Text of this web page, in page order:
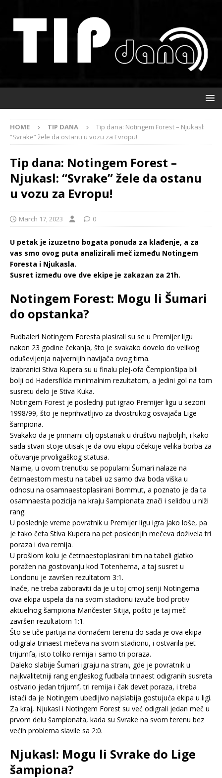
HOME TIP DANA
Tip dana: Notingem Forest – Njukasl:
“Svrake” žele da ostanu u vozu za Evropu!
Tip dana: Notingem Forest –
Njukasl: “Svrake” žele da ostanu
u vozu za Evropu!
March 17, 2023 0
U petak je izuzetno bogata ponuda za klađenje, a za
vas smo ovog puta analizirali meč između Notingem
Foresta i Njukasla.
Susret između ove dve ekipe je zakazan za 21h.
Notingem Forest: Mogu li Šumari
do opstanka?
Fudbaleri Notingem Foresta plasirali su se u Premijer ligu
nakon 23 godine čekanja, što je svakako dovelo do velikog
oduševljenja najvernijih navijača ovog tima.
Izabranici Stiva Kupera su u finalu plej-ofa Čempionšipa bili
bolji od Hadersfilda minimalnim rezultatom, a jedini gol na tom
susretu delo je Stiva Kuka.
Notingem Forest je poslednji put igrao Premijer ligu u sezoni
1998/99, što je neprihvatljivo za dvostrukog osvajača Lige
šampiona.
Svakako da je primarni cilj opstanak u društvu najboljih, i kako
sada stvari stoje utisak je da ovu ekipu očekuje velika borba za
očuvanje prvoligaškog statusa.
Naime, u ovom trenutku se popularni Šumari nalaze na
četrnaestom mestu na tabeli uz samo dva boda viška u
odnosu na osamnaestoplasirani Bornmut, a poznato je da ta
osamnaesta pozicija na kraju šampionata znači i selidbu u niži
rang.
U poslednje vreme povratnik u Premijer ligu igra jako loše, pa
je tako četa Stiva Kupera na pet poslednjih mečeva doživela tri
poraza i dva remija.
U prošlom kolu je četrnaestoplasirani tim na tabeli glatko
poražen na gostovanju kod Totenhema, a taj susret u
Londonu je završen rezultatom 3:1.
Inače, ne treba zaboraviti da je u toj crnoj seriji Notingema
ova ekipa uspela da na svom stadionu izvuče bod protiv
aktuelnog šampiona Mančester Sitija, pošto je taj meč
završen rezultatom 1:1.
Što se tiče partija na domaćem terenu do sada je ova ekipa
odigrala trinaest mečeva na svom stadionu, i ostvarila pet
trijumfa, isto toliko remija i samo tri poraza.
Daleko slabije Šumari igraju na strani, gde je povratnik u
najkvalitetniji rang engleskog fudbala trinaest odigranih susreta
ostvario jedan trijumf, tri remija i čak devet poraza, i treba
istaći da je Notingem ubedljivo najslabija gostujuća ekipa u ligi.
Za kraj, Njukasl i Notingem Forest su već odigrali jedan meč u
prvom delu šampionata, kada su Svrake na svom terenu bez
većih problema slavile sa 2:0.
Njukasl: Mogu li Svrake do Lige
šampiona?